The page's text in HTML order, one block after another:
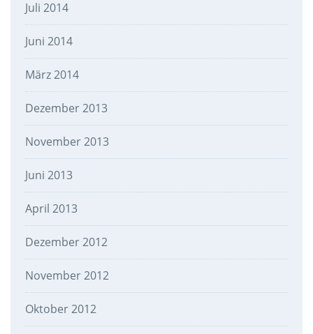
Juli 2014
Juni 2014
März 2014
Dezember 2013
November 2013
Juni 2013
April 2013
Dezember 2012
November 2012
Oktober 2012